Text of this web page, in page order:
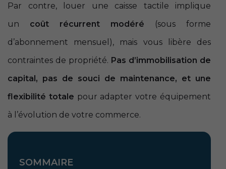
Par contre, louer une caisse tactile implique
un coût récurrent modéré (sous forme
d’abonnement mensuel), mais vous libère des
contraintes de propriété. Pas d’immobilisation de
capital, pas de souci de maintenance, et une
flexibilité totale pour adapter votre équipement
à l’évolution de votre commerce.
SOMMAIRE